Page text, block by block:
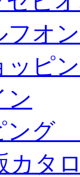
フオ
ッピ
ン
ング
カタ